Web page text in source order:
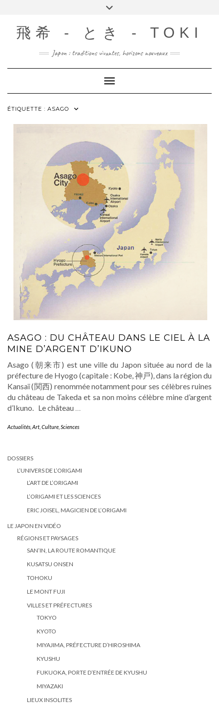
content飛希 - とき - TOKI
Japon : traditions vivantes, horizons nouveaux
Toggle Navigation
ÉTIQUETTE : ASAGO
ASAGO : DU CHÂTEAU DANS LE CIEL À LA
MINE D’ARGENT D’IKUNO
Asago (朝来市) est une ville du Japon située au nord de la
préfecture de Hyogo (capitale : Kobe, 神戸), dans la région du
Kansaï (関西) renommée notamment pour ses célèbres ruines
du château de Takeda et sa non moins célèbre mine d’argent
d’Ikuno. Le château …
Actualités Art Culture Sciences
DOSSIERS
L’UNIVERS DE L’ORIGAMI
L’ART DE L’ORIGAMI
L’ORIGAMI ET LES SCIENCES
ERIC JOISEL, MAGICIEN DE L’ORIGAMI
LE JAPON EN VIDÉO
RÉGIONS ET PAYSAGES
SAN’IN, LA ROUTE ROMANTIQUE
KUSATSU ONSEN
TOHOKU
LE MONT FUJI
VILLES ET PRÉFECTURES
TOKYO
KYOTO
MIYAJIMA, PRÉFECTURE D’HIROSHIMA
KYUSHU
FUKUOKA, PORTE D’ENTRÉE DE KYUSHU
MIYAZAKI
LIEUX INSOLITES